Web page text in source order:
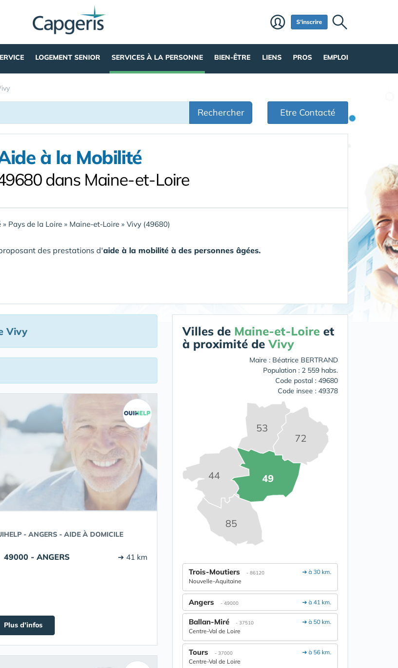
S'inscrire
LOGEMENT SENIOR SERVICES À LA PERSONNE BIEN-ÊTRE LIENS PROS EMPLOI
Rechercher Etre Contacté
à la Mobilité
dans Maine-et-Loire
» Pays de la Loire » Maine-et-Loire » Vivy (49680)
des prestations d'aide à la mobilité à des personnes âgées.
Vivy
- ANGERS - AIDE À DOMICILE
49000 - ANGERS ➔ 41 km
Plus d'infos
Villes de Maine-et-Loire et
à proximité de Vivy
Maire : Béatrice BERTRAND
Population : 2 559 habs.
Code postal : 49680
Code insee : 49378
44 49
53
72
85
➔ à 30 km.
Trois-Moutiers - 86120
Nouvelle-Aquitaine
➔ à 41 km.
Angers - 49000
➔ à 50 km.
Ballan-Miré - 37510
Centre-Val de Loire
➔ à 56 km.
Tours - 37000
Centre-Val de Loire